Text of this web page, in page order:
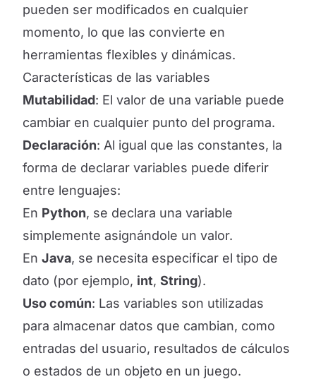
pueden ser modificados en cualquier
momento, lo que las convierte en
herramientas flexibles y dinámicas.
Características de las variables
Mutabilidad: El valor de una variable puede
cambiar en cualquier punto del programa.
Declaración: Al igual que las constantes, la
forma de declarar variables puede diferir
entre lenguajes:
En Python, se declara una variable
simplemente asignándole un valor.
En Java, se necesita especificar el tipo de
dato (por ejemplo, int, String).
Uso común: Las variables son utilizadas
para almacenar datos que cambian, como
entradas del usuario, resultados de cálculos
o estados de un objeto en un juego.